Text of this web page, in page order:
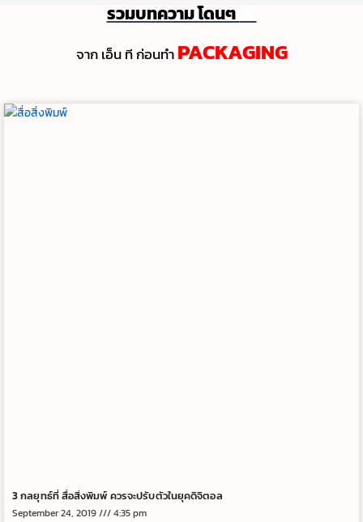
รวมบทความ โดนๆ
จาก เอ็น ที ก่อนทํา PACKAGING
3 กลยุทธ์ที่ สื่อสิ่งพิมพ์ ควรจะปรับตัวในยุคดิจิตอล
September 24, 2019
4:35 pm